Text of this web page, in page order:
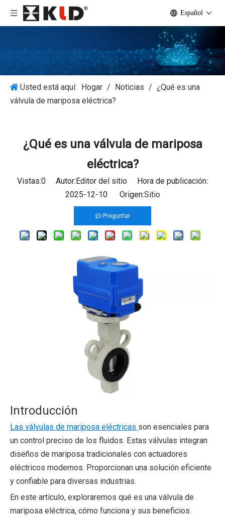
Español
Usted está aquí: Hogar / Noticias / ¿Qué es una
válvula de mariposa eléctrica?
¿Qué es una válvula de mariposa
eléctrica?
Vistas:0 Autor:Editor del sitio Hora de publicación:
2025-12-10 Origen:Sitio
Preguntar
Introducción
Las válvulas de mariposa eléctricas son esenciales para
un control preciso de los fluidos. Estas válvulas integran
diseños de mariposa tradicionales con actuadores
eléctricos modernos. Proporcionan una solución eficiente
y confiable para diversas industrias.
En este artículo, exploraremos qué es una válvula de
mariposa eléctrica, cómo funciona y sus beneficios.